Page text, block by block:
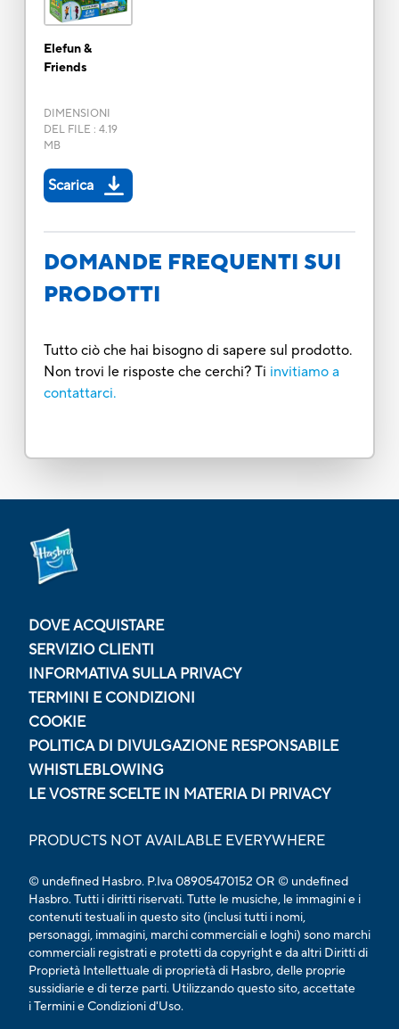
Elefun &
Friends
DIMENSIONI
DEL FILE : 4.19
MB
Scarica
DOMANDE FREQUENTI SUI
PRODOTTI
Tutto ciò che hai bisogno di sapere sul prodotto.
Non trovi le risposte che cerchi? Ti invitiamo a
contattarci.
DOVE ACQUISTARE
SERVIZIO CLIENTI
INFORMATIVA SULLA PRIVACY
TERMINI E CONDIZIONI
COOKIE
POLITICA DI DIVULGAZIONE RESPONSABILE
WHISTLEBLOWING
LE VOSTRE SCELTE IN MATERIA DI PRIVACY
PRODUCTS NOT AVAILABLE EVERYWHERE
© undefined Hasbro. P.Iva 08905470152 OR © undefined
Hasbro. Tutti i diritti riservati. Tutte le musiche, le immagini e i
contenuti testuali in questo sito (inclusi tutti i nomi,
personaggi, immagini, marchi commerciali e loghi) sono marchi
commerciali registrati e protetti da copyright e da altri Diritti di
Proprietà Intellettuale di proprietà di Hasbro, delle proprie
sussidiarie e di terze parti. Utilizzando questo sito, accettate
iTermini e Condizioni d'Uso.